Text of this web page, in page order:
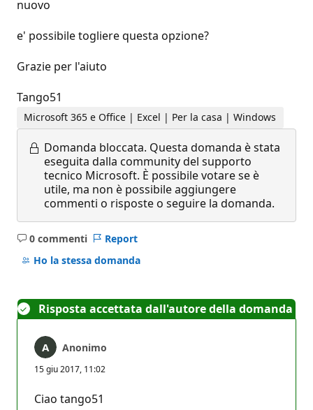
nuovo
e' possibile togliere questa opzione?
Grazie per l'aiuto
Tango51
Microsoft 365 e Office | Excel | Per la casa | Windows
Domanda bloccata. Questa domanda è stata
eseguita dalla community del supporto
tecnico Microsoft. È possibile votare se è
utile, ma non è possibile aggiungere
commenti o risposte o seguire la domanda.
0 commenti
Nessun
commento
Report
Ho la stessa domanda
Risposta accettata dall'autore della domanda
Anonimo
15 giu 2017, 11:02
Ciao tango51